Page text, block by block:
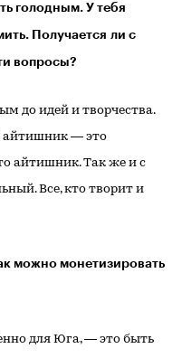
голодным. У тебя
Получается ли с
вопросы?
до идей и творчества.
айтишник ― это
айтишник. Так же и с
Все, кто творит и
можно монетизировать
для Юга, ― это быть